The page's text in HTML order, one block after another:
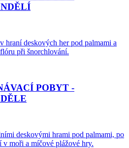
hraní deskových her pod palmami a
při šnorchlování.
POBYT -
deskovými hrami pod palmami, po
v moři a míčové plážové hry.